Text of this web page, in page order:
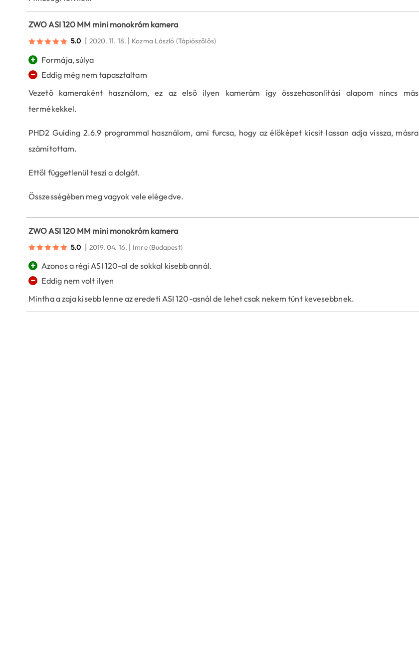
ZWO ASI 120 MM mini monokróm kamera
5.0 | 2020. 11. 18. | Kozma László (Tápiószőlős)
+ Formája, súlya
−
Eddig még nem tapasztaltam
Vezető kameraként használom, ez az első ilyen kamerám így összehasonlítási alapom nincs más
termékekkel.
PHD2 Guiding 2.6.9 programmal használom, ami furcsa, hogy az élőképet kicsit lassan adja vissza, másra
számítottam.
Ettől függetlenül teszi a dolgát.
Összességében meg vagyok vele elégedve.
ZWO ASI 120 MM mini monokróm kamera
5.0 | 2019. 04. 16. | Imre(Budapest)
+ Azonos a régi ASI 120-al de sokkal kisebb annál.
−
Eddig nem volt ilyen
Mintha a zaja kisebb lenne az eredeti ASI 120-asnál de lehet csak nekem tünt kevesebbnek.